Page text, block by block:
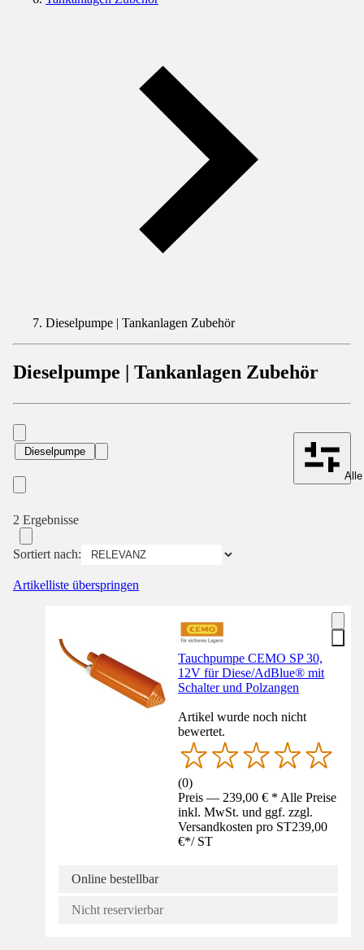
Dieselpumpe | Tankanlagen Zubehör
Dieselpumpe | Tankanlagen Zubehör
Dieselpumpe
2 Ergebnisse
Sortiert nach:
Artikelliste überspringen
Tauchpumpe CEMO SP 30,
12V für Diese/AdBlue® mit
Schalter und Polzangen
Artikel wurde noch nicht
bewertet.
(0)
Preis — 239,00 € * Alle Preise
inkl. MwSt. und ggf. zzgl.
Versandkosten pro ST239,00
€*/ ST
Online bestellbar
Nicht reservierbar